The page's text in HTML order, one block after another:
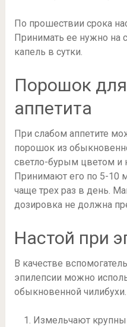
По прошествии срока
Принимать ее нужно на
капель в сутки.
Порошок
аппетита
При слабом аппетите
порошок из
светло-бурым цветом и
Принимают его по 5-10
чаще трех раз в день.
дозировка не должна
Настой при
В качестве
эпилепсии можно
обыкновенной чилибухи.
Измельчают